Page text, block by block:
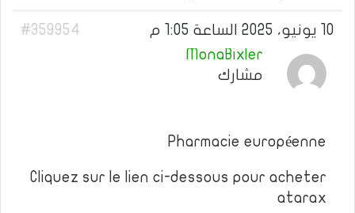
10 يونيو، 2025 الساعة 1:05 م
#359954
MonaBixler
مشارك
Pharmacie européenne
Cliquez sur le lien ci-dessous pour acheter
atarax